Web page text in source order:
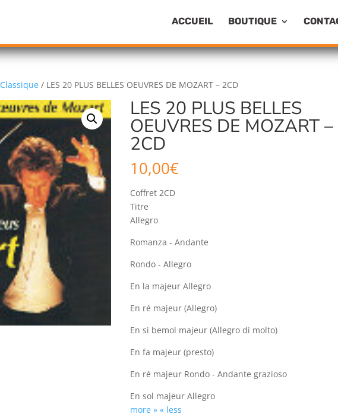
ACCUEIL BOUTIQUE
Classique / LES 20 PLUS BELLES OEUVRES DE MOZART – 2CD
LES 20 PLUS BELLES
OEUVRES DE MOZART –
2CD
10,00€
Coffret 2CD
Titre
Allegro
Romanza - Andante
Rondo - Allegro
En la majeur Allegro
En ré majeur (Allegro)
En si bemol majeur (Allegro di molto)
En fa majeur (presto)
En ré majeur Rondo - Andante grazioso
En sol majeur Allegro
more » « less